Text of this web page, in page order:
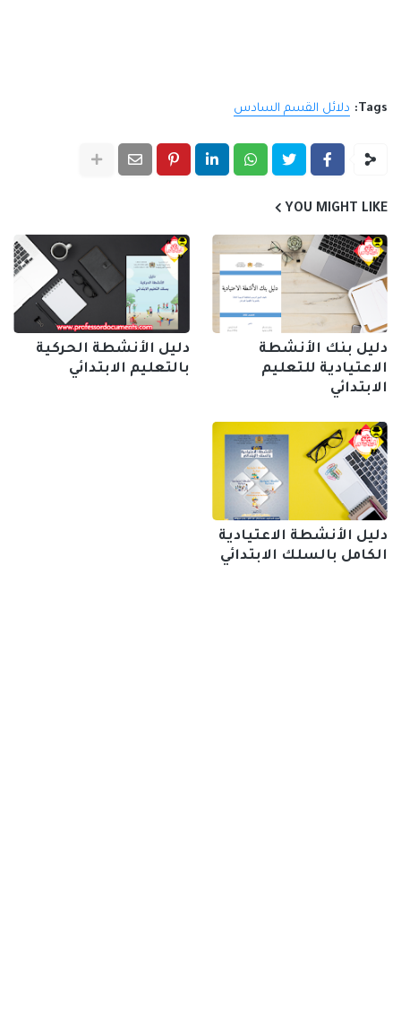
Tags: دلائل القسم السادس
YOU MIGHT LIKE
دليل بنك الأنشطة
الاعتيادية للتعليم
الابتدائي
دليل الأنشطة الحركية
بالتعليم الابتدائي
دليل الأنشطة الاعتيادية
الكامل بالسلك الابتدائي